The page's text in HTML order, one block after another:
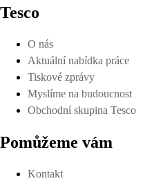
Tesco
O nás
Aktuální nabídka práce
Tiskové zprávy
Myslíme na budoucnost
Obchodní skupina Tesco
Pomůžeme vám
Kontakt